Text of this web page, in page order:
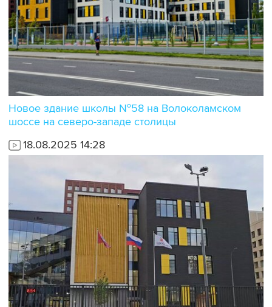
Новое здание школы №58 на Волоколамском
шоссе на северо-западе столицы
18.08.2025 14:28